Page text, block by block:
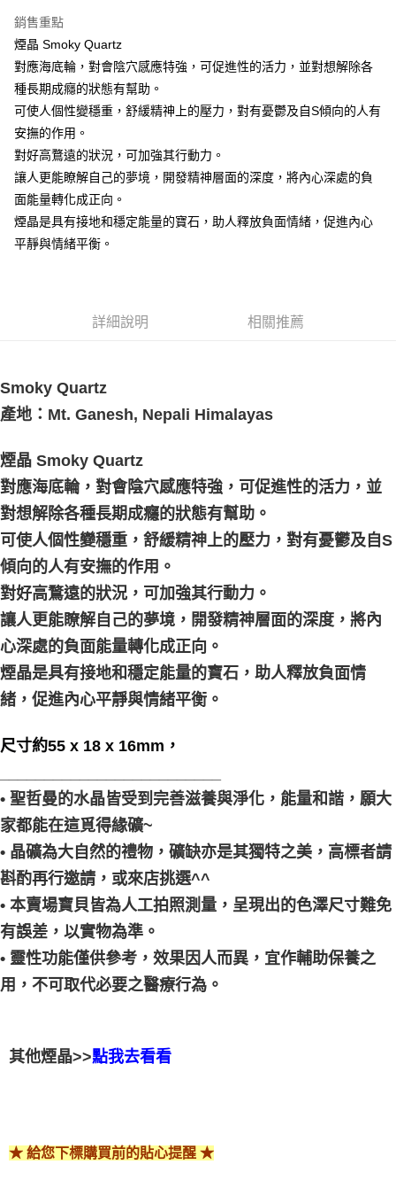
悠遊付
ATM付款
全家取貨付款
每筆NT$80，滿NT$3,000(含以上)免運費
7-11取貨付款
賣家宅配幫您送（台灣）
每筆NT$80，滿NT$3,000(含以上)免運費
免運費
銷售重點
煙晶 Smoky Quartz
對應海底輪，對會陰穴感應特強，可促進性的活力，並對想解除各
種長期成癮的狀態有幫助。
可使人個性變穩重，舒緩精神上的壓力，對有憂鬱及自S傾向的人有
安撫的作用。
對好高鶩遠的狀況，可加強其行動力。
讓人更能瞭解自己的夢境，開發精神層面的深度，將內心深處的負
面能量轉化成正向。
煙晶是具有接地和穩定能量的寶石，助人釋放負面情緒，促進內心
平靜與情緒平衡。
詳細說明 相關推薦
Smoky Quartz
產地：Mt. Ganesh, Nepali Himalayas
煙晶 Smoky Quartz
對應海底輪，對會陰穴感應特強，可促進性的活力，並
對想解除各種長期成癮的狀態有幫助。
可使人個性變穩重，舒緩精神上的壓力，對有憂鬱及自S
傾向的人有安撫的作用。
對好高鶩遠的狀況，可加強其行動力。
讓人更能瞭解自己的夢境，開發精神層面的深度，將內
心深處的負面能量轉化成正向。
煙晶是具有接地和穩定能量的寶石，助人釋放負面情
緒，促進內心平靜與情緒平衡。
尺寸約55 x 18 x 16mm，
• 聖哲曼的水晶皆受到完善滋養與淨化，能量和諧，願大
家都能在這覓得緣礦~
• 晶礦為大自然的禮物，礦缺亦是其獨特之美，高標者請
斟酌再行邀請，或來店挑選^^
• 本賣場寶貝皆為人工拍照測量，呈現出的色澤尺寸難免
有誤差，以實物為準。
• 靈性功能僅供參考，效果因人而異，宜作輔助保養之
用，不可取代必要之醫療行為。
其他煙晶>>點我去看看
★ 給您下標購買前的貼心提醒 ★